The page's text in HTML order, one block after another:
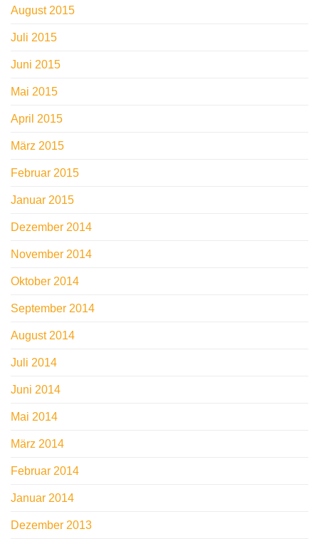
August 2015
Juli 2015
Juni 2015
Mai 2015
April 2015
März 2015
Februar 2015
Januar 2015
Dezember 2014
November 2014
Oktober 2014
September 2014
August 2014
Juli 2014
Juni 2014
Mai 2014
März 2014
Februar 2014
Januar 2014
Dezember 2013